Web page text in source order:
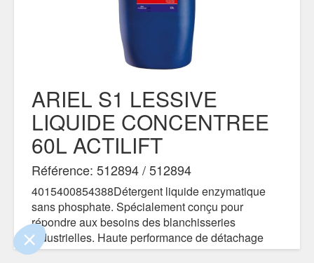
le contenu de ce site vous intéresse
on aimerait bien vous accompagner
certifiés par
Je choisis OK pour moi
ARIEL S1 LESSIVE
LIQUIDE CONCENTREE
60L ACTILIFT
Référence: 512894 / 512894
4015400854388Détergent liquide enzymatique
sans phosphate. Spécialement conçu pour
répondre aux besoins des blanchisseries
industrielles. Haute performance de détachage
dès 30°C sur tout type de tâches et textiles. Odeur